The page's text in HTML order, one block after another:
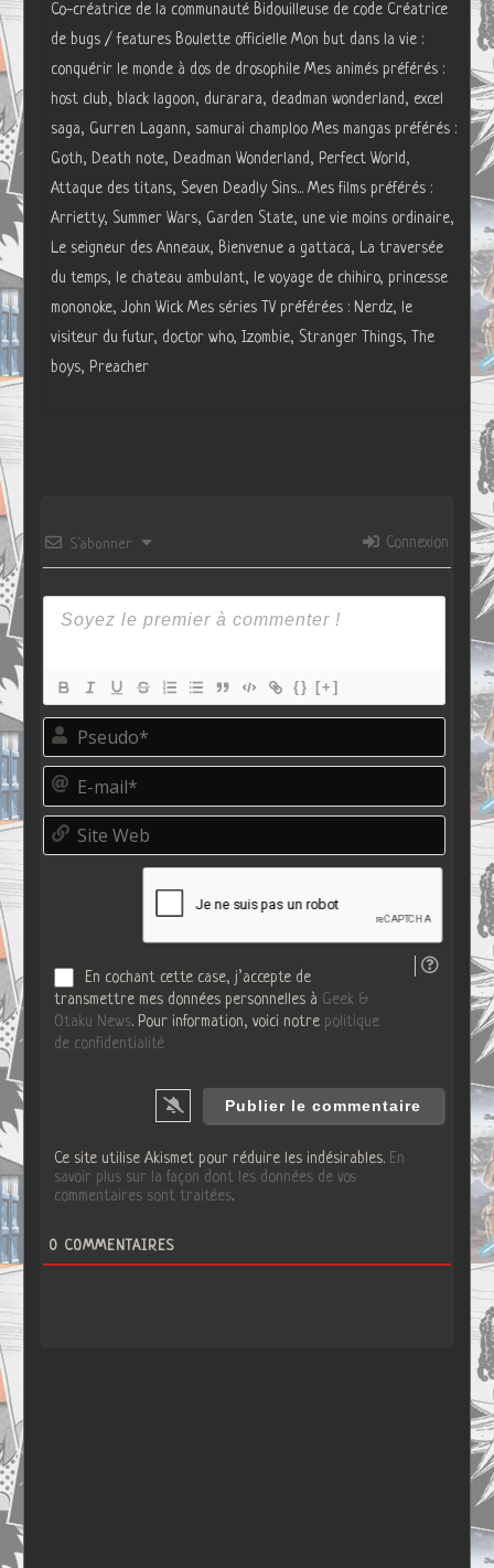
Co-créatrice de la communauté Bidouilleuse de code Créatrice
de bugs / features Boulette officielle Mon but dans la vie :
conquérir le monde à dos de drosophile Mes animés préférés :
host club, black lagoon, durarara, deadman wonderland, excel
saga, Gurren Lagann, samurai champloo Mes mangas préférés :
Goth, Death note, Deadman Wonderland, Perfect World,
Attaque des titans, Seven Deadly Sins... Mes films préférés :
Arrietty, Summer Wars, Garden State, une vie moins ordinaire,
Le seigneur des Anneaux, Bienvenue a gattaca, La traversée
du temps, le chateau ambulant, le voyage de chihiro, princesse
mononoke, John Wick Mes séries TV préférées : Nerdz, le
visiteur du futur, doctor who, Izombie, Stranger Things, The
boys, Preacher
S’abonner Connexion
{} [+]
P
e
d
o
E
m
i
S
t
En cochant cette case, j’accepte de
transmettre mes données personnelles à Geek &
Otaku News. Pour information, voici notre politique
de confidentialité
Ce site utilise Akismet pour réduire les indésirables. En
savoir plus sur la façon dont les données de vos
commentaires sont traitées.
0 COMMENTAIRES